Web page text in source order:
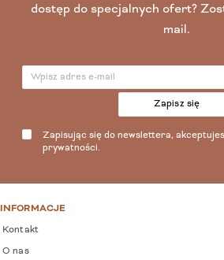
dostęp do specjalnych ofert?
mail.
Zapisz się
Zapisując się do newslettera,
prywatności.
INFORMACJE
Kontakt
O nas